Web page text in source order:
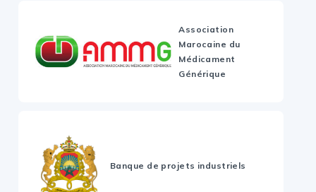
Association
Marocaine du
Médicament
Générique
Banque de projets industriels